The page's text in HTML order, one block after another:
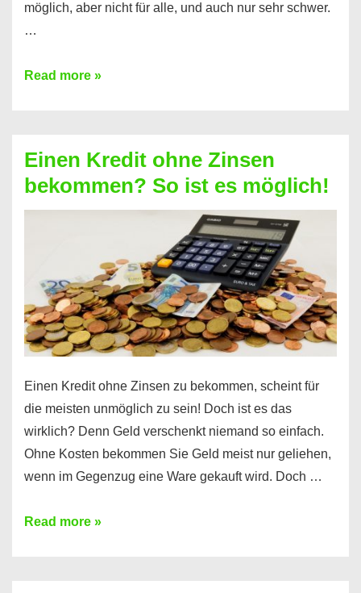
möglich, aber nicht für alle, und auch nur sehr schwer.
…
Ist
Festvertrag
für
jeden
erfahren
Sie
es
Read more »
Einen Kredit ohne Zinsen
bekommen? So ist es möglich!
Einen Kredit ohne Zinsen zu bekommen, scheint für
die meisten unmöglich zu sein! Doch ist es das
wirklich? Denn Geld verschenkt niemand so einfach.
Ohne Kosten bekommen Sie Geld meist nur geliehen,
wenn im Gegenzug eine Ware gekauft wird. Doch …
Einen
Read more »